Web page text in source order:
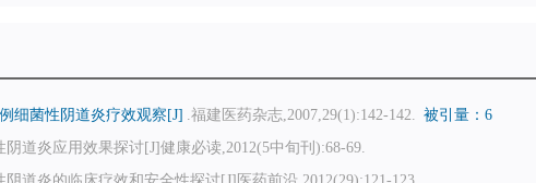
细菌性阴道炎疗效观察[J] .福建医药杂志,2007,29(1):142-142. 被引量：6
道炎应用效果探讨[J]健康必读,2012(5中旬刊):68-69.